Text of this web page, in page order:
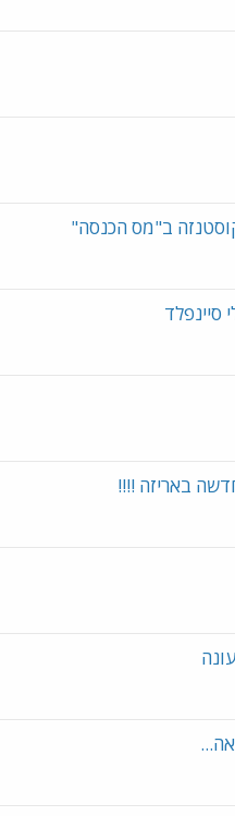
ב"מס הכנסה"
באריזה !!!!